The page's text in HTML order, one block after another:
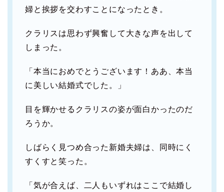
婦と挨拶を交わすことになったとき。
クラリスは思わず興奮して大きな声を出して
しまった。
「本当におめでとうございます！ああ、本当
に美しい結婚式でした。」
目を輝かせるクラリスの姿が面白かったのだ
ろうか。
しばらく見つめ合った新婚夫婦は、同時にく
すくすと笑った。
「気が合えば、二人もいずれはここで結婚し